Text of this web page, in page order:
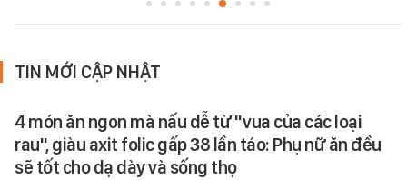
TIN MỚI CẬP NHẬT
4 món ăn ngon mà nấu dễ từ "vua của các loại
rau", giàu axit folic gấp 38 lần táo: Phụ nữ ăn đều
sẽ tốt cho dạ dày và sống thọ